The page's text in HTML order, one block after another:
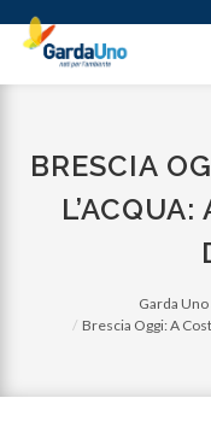
Gardauno
Spa
BRESCIA
Garda Uno
Brescia Oggi: A